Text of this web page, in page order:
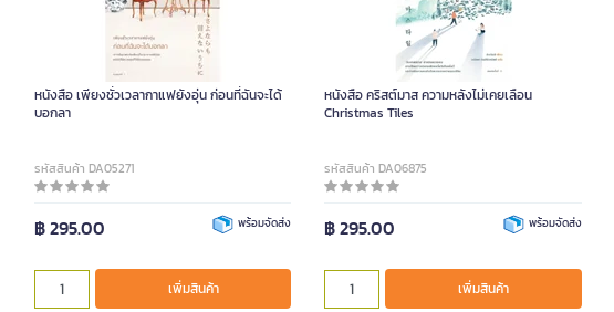
หนังสือ เพียงชั่วเวลากาแฟยังอุ่น ก่อนที่ฉันจะได้
บอกลา
รหัสสินค้า DA05271
฿ 295.00 พร้อมจัดส่ง
เพิ่มสินค้า
หนังสือ คริสต์มาส ความหลังไม่เคยเลือน
Christmas Tiles
รหัสสินค้า DA06875
฿ 295.00 พร้อมจัดส่ง
เพิ่มสินค้า